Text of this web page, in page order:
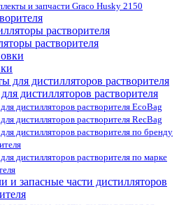
и запчасти Graco Husky 2150
растворителя
дистилляторов растворителя
дистилляторов растворителя EcoBag
дистилляторов растворителя RecBag
дистилляторов растворителя по бренду
дистилляторов растворителя по марке